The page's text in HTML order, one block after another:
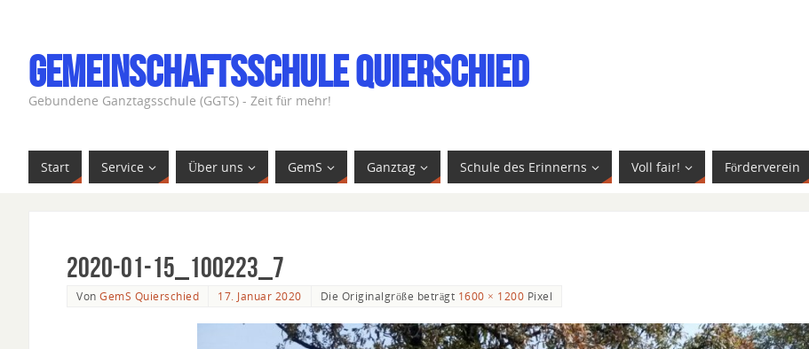
Gemeinschaftsschule Quierschied
Gebundene Ganztagsschule (GGTS) - Zeit für mehr!
Start Service Über uns GemS Ganztag Schule des Erinnerns Voll fair! Förderverein
2020-01-15_100223_7
Von GemS Quierschied 17. Januar 2020 Die Originalgröße beträgt 1600 × 1200 Pixel